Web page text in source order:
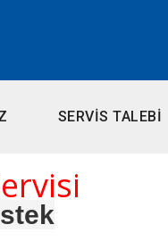
SERVİS TALEBİ